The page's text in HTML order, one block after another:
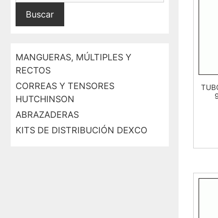
Buscar
MANGUERAS, MÚLTIPLES Y
RECTOS
CORREAS Y TENSORES
HUTCHINSON
ABRAZADERAS
KITS DE DISTRIBUCIÓN DEXCO